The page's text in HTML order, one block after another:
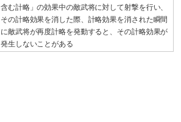
含む計略」の効果中の敵武将に対して射撃を行い、
その計略効果を消した際、計略効果を消された瞬間
に敵武将が再度計略を発動すると、その計略効果が
発生しないことがある